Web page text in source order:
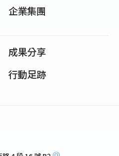
企業集團
成果分享
行動足跡